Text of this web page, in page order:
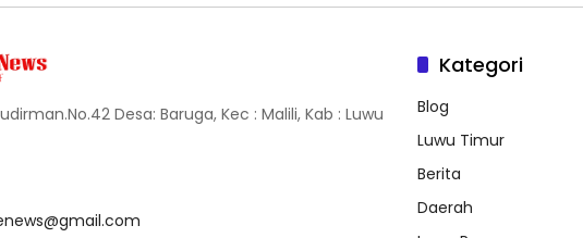
Desa: Baruga, Kec : Malili, Kab : Luwu
Kategori
Blog
Luwu Timur
Berita
Daerah